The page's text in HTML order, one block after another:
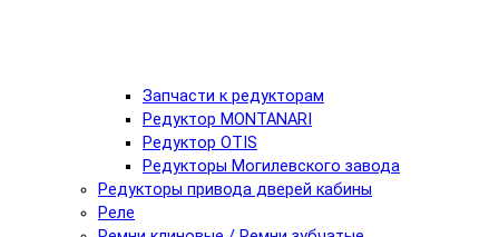
Запчасти к редукторам
Редуктор MONTANARI
Редуктор OTIS
Редукторы Могилевского завода
Редукторы привода дверей кабины
Реле